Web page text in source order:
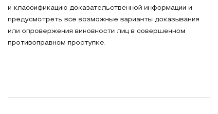
и классификацию доказательственной информации и
предусмотреть все возможные варианты доказывания
или опровержения виновности лиц в совершенном
противоправном проступке.